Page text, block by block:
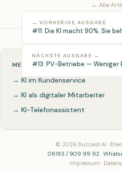
← Alle
← VORHERIGE AUSGABE
#11: Die KI macht 90%. Sie
NÄCHSTE AUSGABE →
#13: PV-Betriebe — Weniger
MEHR ERFAHREN
→ KI im Kundenservice
→ KI als digitaler Mitarbeiter
→ KI-Telefonassistent
© 2026 Buzzard AI ·
06183 / 909 99 92 ·
Impressum ·